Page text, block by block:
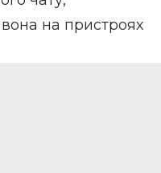
вона на пристроях